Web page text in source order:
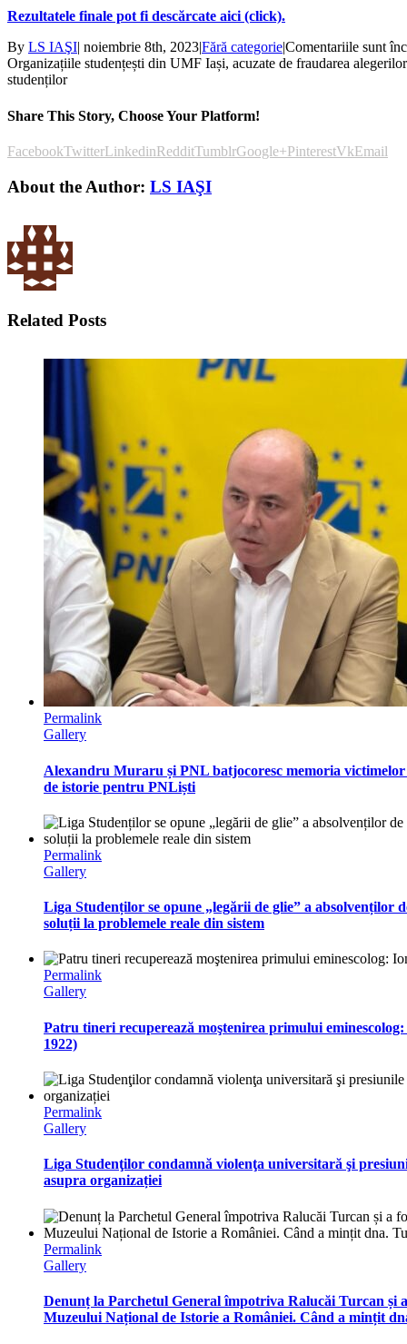
Rezultatele finale pot fi descărcate aici (click).
By LS IAŞI| noiembrie 8th, 2023|Fără categorie|Comentariile sunt
Organizațiile studențești din UMF Iași, acuzate de fraudarea
studenților
Share This Story, Choose Your Platform!
FacebookTwitterLinkedinRedditTumblrGoogle+PinterestVkEmail
About the Author: LS IAŞI
Related Posts
Permalink
Gallery
Alexandru Muraru și PNL batjocoresc memoria
de istorie pentru PNLiști
Permalink
Gallery
Liga Studenților se opune „legării de glie” a absolvenților
soluții la problemele reale din sistem
Permalink
Gallery
Patru tineri recuperează moştenirea primului
1922)
Permalink
Gallery
Liga Studenţilor condamnă violenţa universitară şi
asupra organizației
Permalink
Gallery
Denunț la Parchetul General împotriva Ralucăi Turcan și
Muzeului Național de Istorie a României. Când a mințit